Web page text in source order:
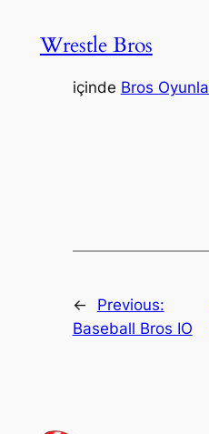
Wrestle Bros
içinde Bros
←
Previous:
Baseball Bros IO